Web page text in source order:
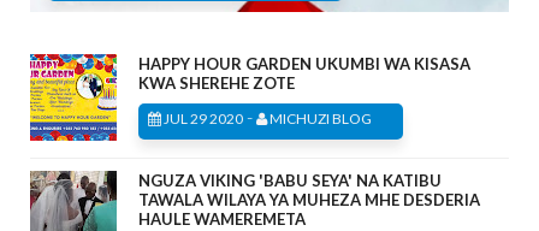
HAPPY HOUR GARDEN UKUMBI WA KISASA
KWA SHEREHE ZOTE
JUL 29 2020 - MICHUZI BLOG
NGUZA VIKING 'BABU SEYA' NA KATIBU
TAWALA WILAYA YA MUHEZA MHE DESDERIA
HAULE WAMEREMETA